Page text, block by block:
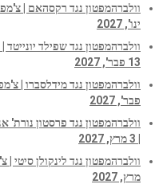
ינו', 2027
וולברהמפטון נגד שפילד
13 פבר', 2027
פבר', 2027
וולברהמפטון נגד פרסטון נורת'
| 3 מרץ, 2027
מרץ, 2027